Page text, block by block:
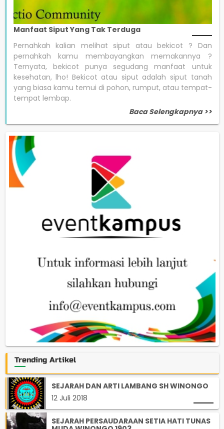
Manfaat Siput Yang Tak Terduga
Pernahkah kalian melihat siput atau bekicot ? Dan
pernahkah kamu membayangkan memakannya ?
Ternyata, bekicot punya segudang manfaat untuk
kesehatan, lho! Bekicot atau siput adalah siput tanah
yang biasa kamu temui di pohon, rumput, atau tempat-
tempat lembap.
Baca Selengkapnya >>
Trending Artikel
SEJARAH DAN ARTI LAMBANG SH WINONGO
12 Juli 2018
SEJARAH PERSAUDARAAN SETIA HATI TUNAS